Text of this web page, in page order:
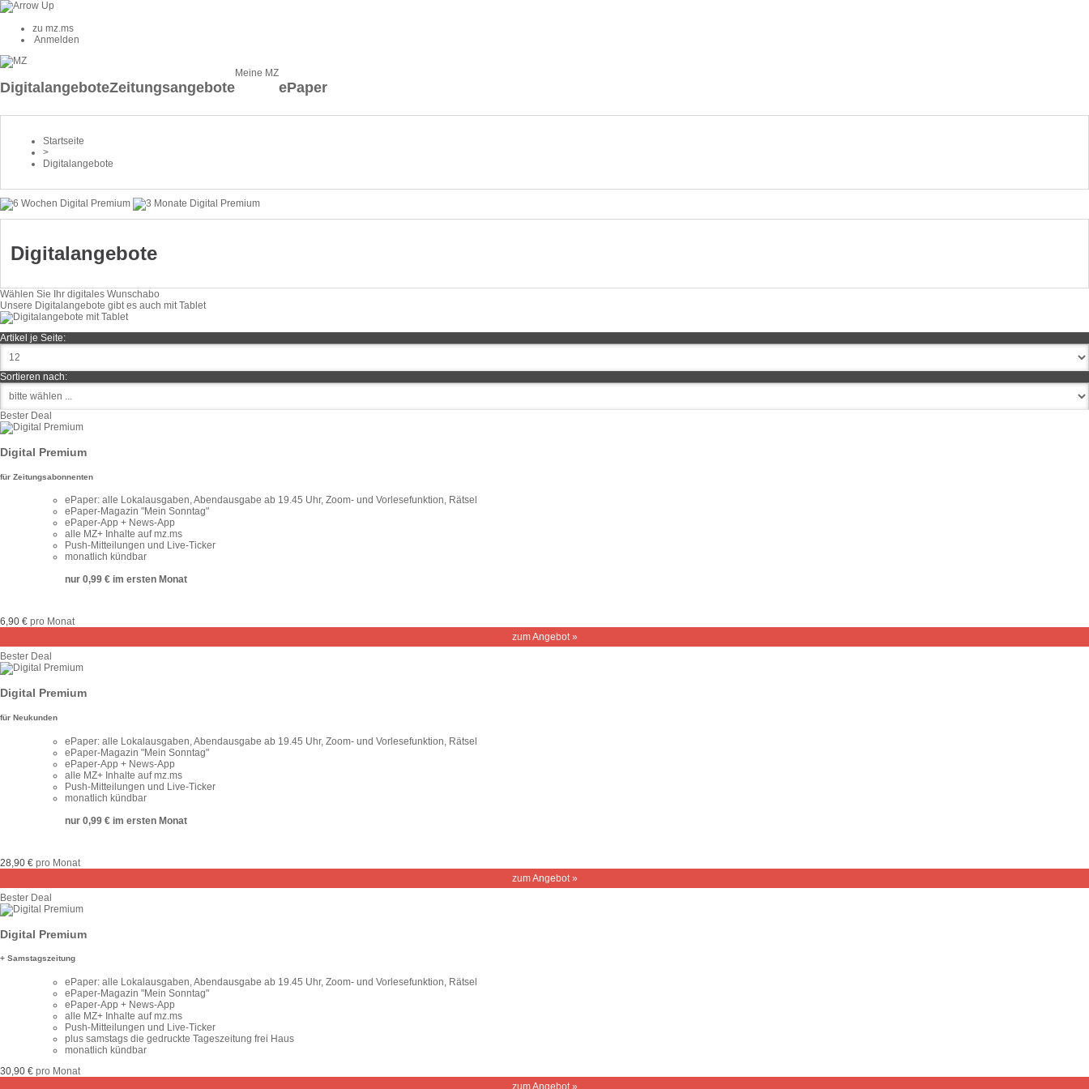
zu mz.ms
Anmelden
DigitalangeboteZeitungsangebote
Meine MZ
ePaper
Startseite
>
Digitalangebote
Digitalangebote
Wählen Sie Ihr digitales Wunschabo
Unsere Digitalangebote gibt es auch mit Tablet
Artikel je Seite:
Sortieren nach:
Bester Deal
Digital Premium
für Zeitungsabonnenten
ePaper: alle Lokalausgaben, Abendausgabe ab 19.45 Uhr, Zoom- und Vorlesefunktion, Rätsel
ePaper-Magazin "Mein Sonntag"
ePaper-App + News-App
alle MZ+ Inhalte auf mz.ms
Push-Mitteilungen und Live-Ticker
monatlich kündbar
nur 0,99 € im ersten Monat
6,90 € pro Monat
zum Angebot »
Bester Deal
Digital Premium
für Neukunden
ePaper: alle Lokalausgaben, Abendausgabe ab 19.45 Uhr, Zoom- und Vorlesefunktion, Rätsel
ePaper-Magazin "Mein Sonntag"
ePaper-App + News-App
alle MZ+ Inhalte auf mz.ms
Push-Mitteilungen und Live-Ticker
monatlich kündbar
nur 0,99 € im ersten Monat
28,90 € pro Monat
zum Angebot »
Bester Deal
Digital Premium
+ Samstagszeitung
ePaper: alle Lokalausgaben, Abendausgabe ab 19.45 Uhr, Zoom- und Vorlesefunktion, Rätsel
ePaper-Magazin "Mein Sonntag"
ePaper-App + News-App
alle MZ+ Inhalte auf mz.ms
Push-Mitteilungen und Live-Ticker
plus samstags die gedruckte Tageszeitung frei Haus
monatlich kündbar
30,90 € pro Monat
zum Angebot »